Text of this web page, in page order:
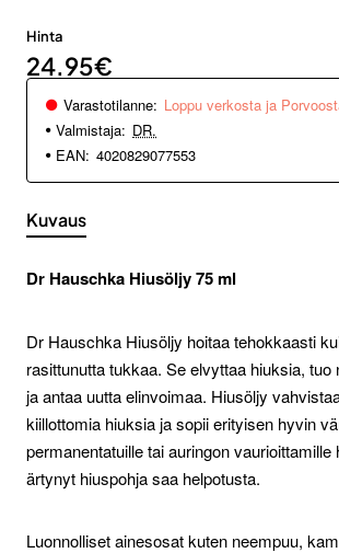
Hinta
24.95€
Varastotilanne: Loppu verkosta ja
Valmistaja: DR.
EAN: 4020829077553
Kuvaus
Dr Hauschka Hiusöljy 75 ml
Dr Hauschka Hiusöljy hoitaa tehokkaasti
rasittunutta tukkaa. Se elvyttaa hiuksia, tuo
ja antaa uutta elinvoimaa. Hiusöljy
kiillottomia hiuksia ja sopii erityisen hyvin
permanentatuille tai auringon
ärtynyt hiuspohja saa helpotusta.
Luonnolliset ainesosat kuten neempuu,